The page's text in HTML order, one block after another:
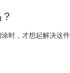
时，才想起解决这